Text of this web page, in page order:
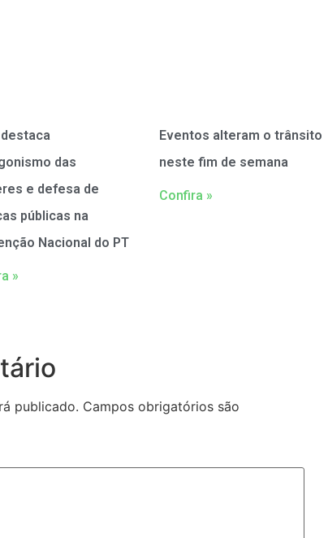
das
e defesa de
públicas na
Nacional do PT
»
Eventos alteram o trânsito
neste fim de semana
Confira »
publicado. Campos obrigatórios são